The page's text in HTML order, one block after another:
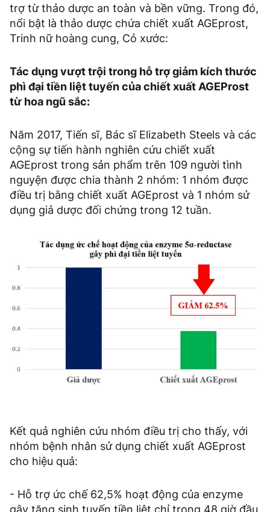
trợ từ thảo dược an toàn và bền vững. Trong đó,
nổi bật là thảo dược chứa chiết xuất AGEprost,
Trinh nữ hoàng cung, Cỏ xước:
Tác dụng vượt trội trong hỗ trợ giảm kích thước
phì đại tiền liệt tuyến của chiết xuất AGEProst
từ hoa ngũ sắc:
Năm 2017, Tiến sĩ, Bác sĩ Elizabeth Steels và các
cộng sự tiến hành nghiên cứu chiết xuất
AGEprost trong sản phẩm trên 109 người tình
nguyện được chia thành 2 nhóm: 1 nhóm được
điều trị bằng chiết xuất AGEprost và 1 nhóm sử
dụng giả dược đối chứng trong 12 tuần.
Kết quả nghiên cứu nhóm điều trị cho thấy, với
nhóm bệnh nhân sử dụng chiết xuất AGEprost
cho hiệu quả:
- Hỗ trợ ức chế 62,5% hoạt động của enzyme